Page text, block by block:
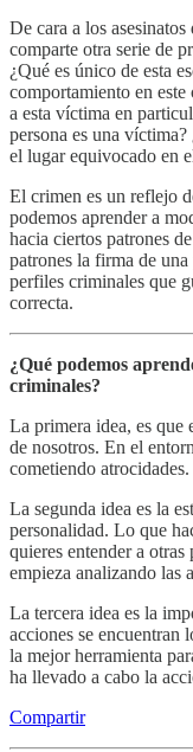
De cara a los
comparte otra serie de
¿Qué es único de esta
comportamiento en este
a esta víctima en
persona es una
el lugar equivocado en
El crimen es un reflejo
podemos aprender a
hacia ciertos patrones
patrones la firma de
perfiles criminales que
correcta.
¿Qué podemos
criminales?
La primera idea, es que
de nosotros. En el
cometiendo atrocidades.
La segunda idea es la
personalidad. Lo que
quieres entender a
empieza analizando las
La tercera idea es la
acciones se encuentran
la mejor herramienta
ha llevado a cabo la
Compartir